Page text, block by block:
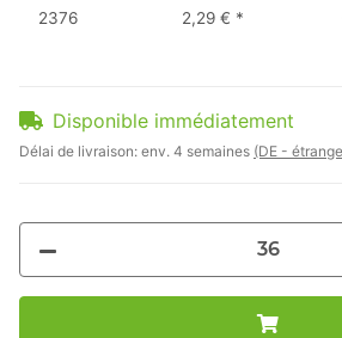
2376 2,29 € *
Disponible immédiatement
Délai de livraison: env. 4 semaines (DE -